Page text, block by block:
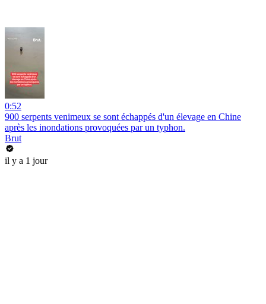
0:52
900 serpents venimeux se sont échappés d'un élevage en Chine
après les inondations provoquées par un typhon.
Brut
il y a 1 jour